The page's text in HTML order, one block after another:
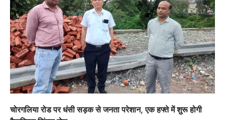
चोरगलिया रोड पर धंसी सड़क से जनता परेशान, एक हफ्ते में शुरू होगी